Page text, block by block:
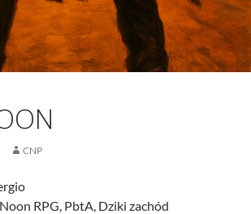
CNP
RPG, PbtA, Dziki zachód